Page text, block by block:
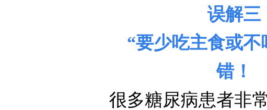
误解三
“要少吃主食或不
错！
很多糖尿病患者非